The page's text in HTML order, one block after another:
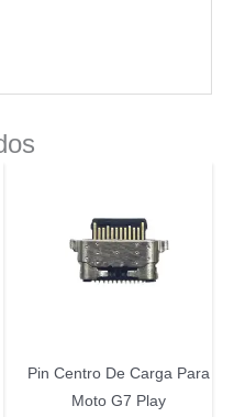
Pin Centro De Carga Para
Moto G7 Play